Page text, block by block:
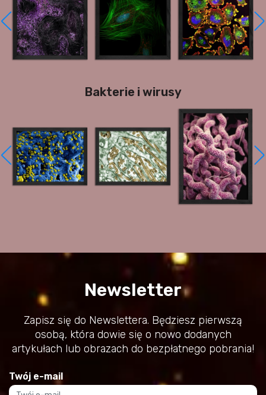
Bakterie i wirusy
Newsletter
Zapisz się do Newslettera. Będziesz pierwszą
osobą, która dowie się o nowo dodanych
artykułach lub obrazach do bezpłatnego pobrania!
Twój e-mail